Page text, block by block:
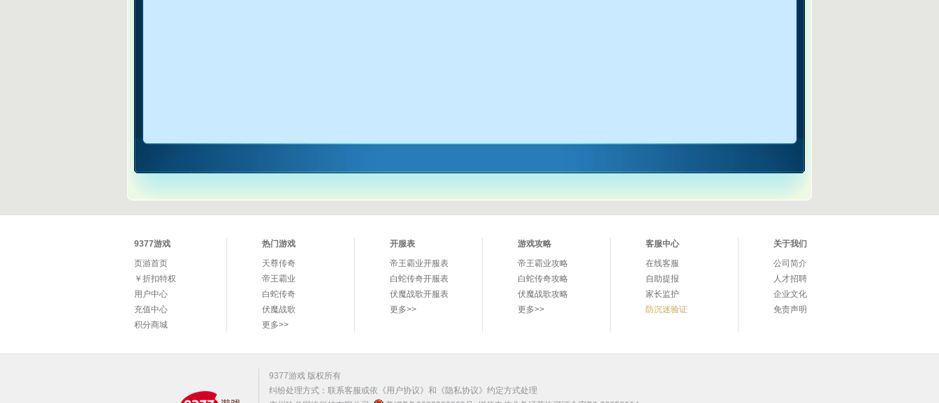
9377游戏
页游首页
￥折扣特权
用户中心
充值中心
积分商城
热门游戏
天尊传奇
帝王霸业
白蛇传奇
伏魔战歌
更多>>
开服表
帝王霸业开服表
白蛇传奇开服表
伏魔战歌开服表
更多>>
游戏攻略
帝王霸业攻略
白蛇传奇攻略
伏魔战歌攻略
更多>>
客服中心
在线客服
自助提报
家长监护
防沉迷验证
关于我们
公司简介
人才招聘
企业文化
免责声明
9377游戏 版权所有
纠纷处理方式：联系客服或依 《用户协议》 和 《隐私协议》 约定方式处理